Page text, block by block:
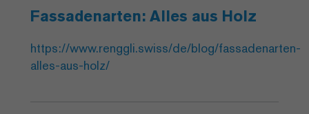
Fassadenarten: Alles aus Holz
https://www.renggli.swiss/de/blog/fassadenarten-
alles-aus-holz/